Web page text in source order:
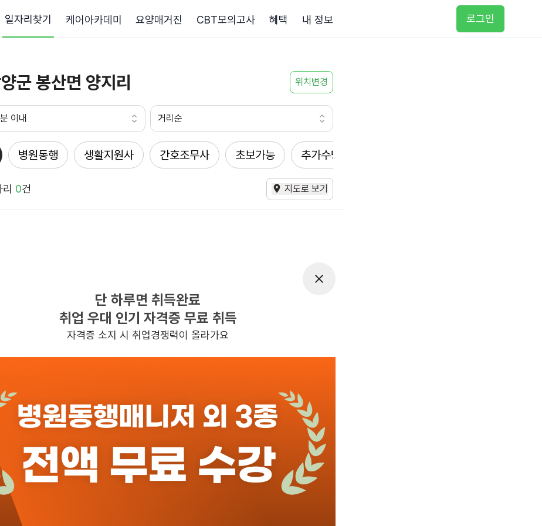
일자리찾기 케어아카데미 요양매거진 CBT모의고사 혜택 내 정보 로그인
군 봉산면 양지리 위치변경
이내 거리순
병원동행 생활지원사 간호조무사 초보가능 추가수당
0건 지도로 보기
찾으시는 조건의 일자리가 없습니다
더욱더 노력하는 케어파트너가 되겠습니다.
단 하루면 취득완료
취업 우대 인기 자격증 무료 취득
자격증 소지 시 취업경쟁력이 올라가요